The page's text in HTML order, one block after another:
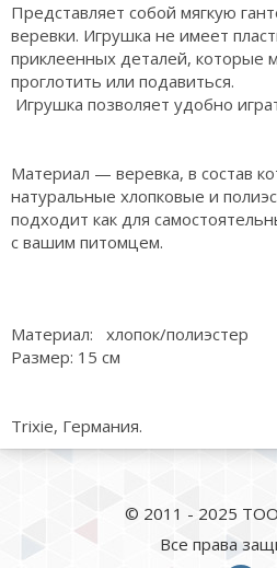
Представляет собой мягкую
веревки. Игрушка не имеет
приклеенных деталей, которые
проглотить или подавиться.
Игрушка позволяет удобно
Материал — веревка, в состав
натуральные хлопковые и
подходит как для
с вашим питомцем.
Материал: хлопок/полиэстер
Размер: 15 см
Trixie, Германия.
© 2011 - 2025 ТОО
Все права